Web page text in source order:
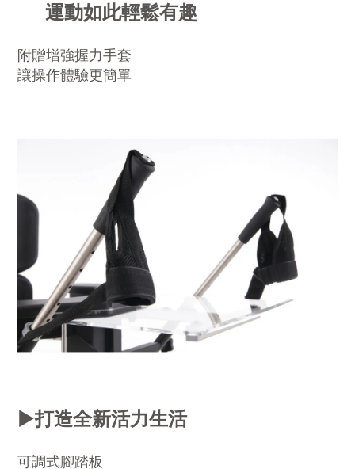
運動如此輕鬆有趣
附贈增強握力手套
讓操作體驗更簡單
▶️打造全新活力生活
可調式腳踏板